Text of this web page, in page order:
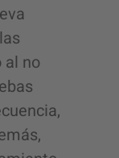
al no